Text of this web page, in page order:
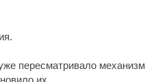
пересматривало
их.